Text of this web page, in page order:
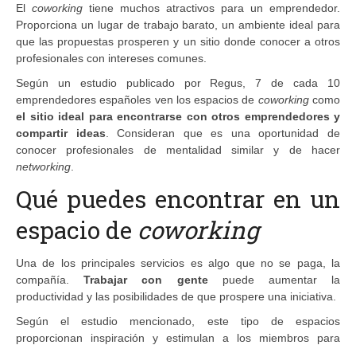
El coworking tiene muchos atractivos para un emprendedor.
Proporciona un lugar de trabajo barato, un ambiente ideal para
que las propuestas prosperen y un sitio donde conocer a otros
profesionales con intereses comunes.
Según un estudio publicado por Regus, 7 de cada 10
emprendedores españoles ven los espacios de coworkingcomo
el sitio ideal para encontrarse con otros emprendedores y
compartir ideas . Consideran que es una oportunidad de
conocer profesionales de mentalidad similar y de hacer
networking
Qué puedes encontrar en un
espacio de coworking
Una de los principales servicios es algo que no se paga, la
compañía.Trabajar con gentepuede aumentar la
productividad y las posibilidades de que prospere una iniciativa.
Según el estudio mencionado, este tipo de espacios
proporcionan inspiración y estimulan a los miembros para